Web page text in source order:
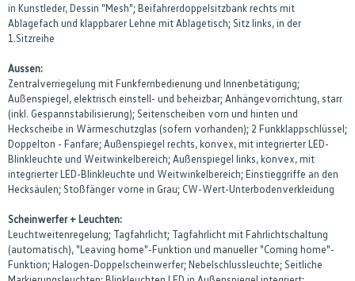
in Kunstleder, Dessin "Mesh"; Beifahrerdoppelsitzbank rechts mit
Ablagefach und klappbarer Lehne mit Ablagetisch; Sitz links, in der
1.Sitzreihe
Aussen:
Zentralverriegelung mit Funkfernbedienung und Innenbetätigung;
Außenspiegel, elektrisch einstell- und beheizbar; Anhängevorrichtung, starr
(inkl. Gespannstabilisierung); Seitenscheiben vorn und hinten und
Heckscheibe in Wärmeschutzglas (sofern vorhanden); 2 Funkklappschlüssel;
Doppelton - Fanfare; Außenspiegel rechts, konvex, mit integrierter LED-
Blinkleuchte und Weitwinkelbereich; Außenspiegel links, konvex, mit
integrierter LED-Blinkleuchte und Weitwinkelbereich; Einstieggriffe an den
Hecksäulen; Stoßfänger vorne in Grau; CW-Wert-Unterbodenverkleidung
Scheinwerfer + Leuchten:
Leuchtweitenregelung; Tagfahrlicht; Tagfahrlicht mit Fahrlichtschaltung
(automatisch), "Leaving home"-Funktion und manueller "Coming home"-
Funktion; Halogen-Doppelscheinwerfer; Nebelschlussleuchte; Seitliche